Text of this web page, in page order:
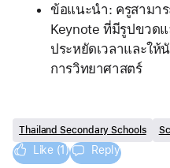
ข้อแนะนำ: ครูสามาร
Keynote ที่มีรูปขวดแ
ประหยัดเวลาและให้
การวิทยาศาสตร์
Thailand Secondary Schools
Like (1) Reply